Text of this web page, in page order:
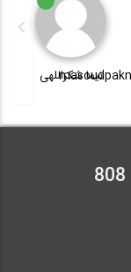
امیررضا عباسی